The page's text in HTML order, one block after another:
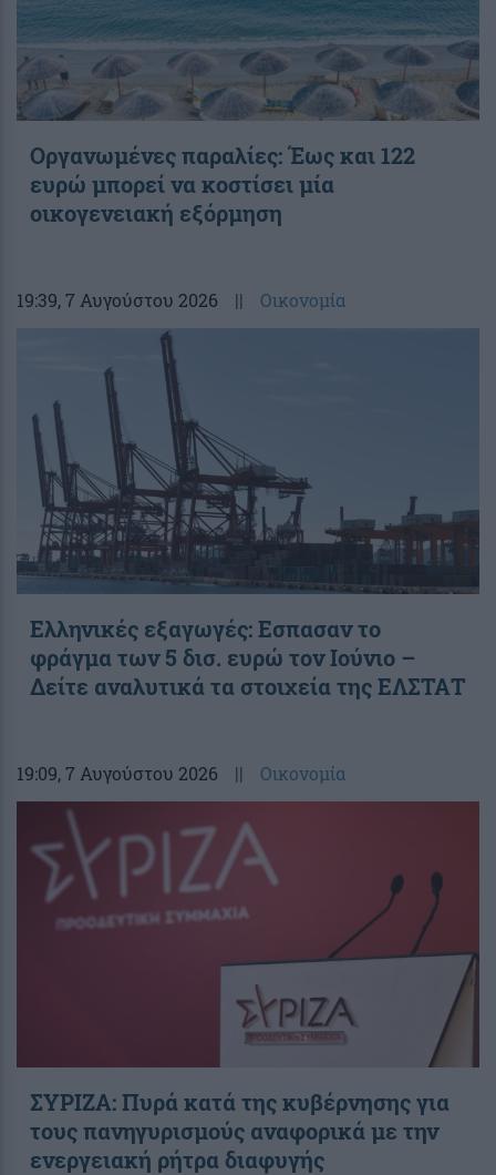
Οργανωμένες παραλίες: Έως και 122
ευρώ μπορεί να κοστίσει μία
οικογενειακή εξόρμηση
19:39, 7 Αυγούστου 2026 || Οικονομία
Ελληνικές εξαγωγές: Εσπασαν το
φράγμα των 5 δισ. ευρώ τον Ιούνιο –
Δείτε αναλυτικά τα στοιχεία της ΕΛΣΤΑΤ
19:09, 7 Αυγούστου 2026 || Οικονομία
ΣΥΡΙΖΑ: Πυρά κατά της κυβέρνησης για
τους πανηγυρισμούς αναφορικά με την
ενεργειακή ρήτρα διαφυγής